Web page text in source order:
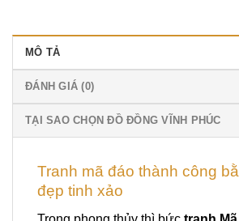
MÔ TẢ
ĐÁNH GIÁ (0)
TẠI SAO CHỌN ĐỒ ĐỒNG VĨNH PHÚC
Tranh mã đáo thành công
đẹp tinh xảo